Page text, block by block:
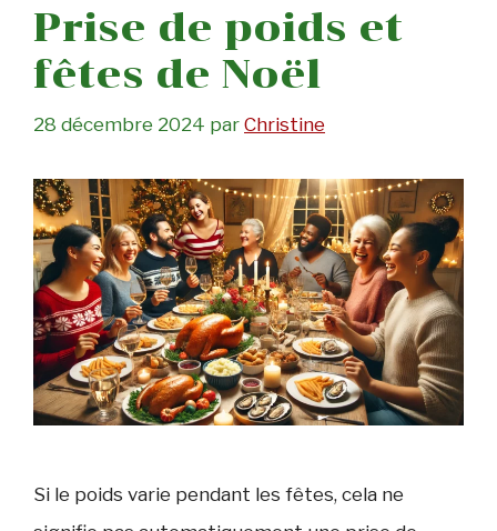
Prise de poids et
fêtes de Noël
28 décembre 2024 par Christine
Si le poids varie pendant les fêtes, cela ne